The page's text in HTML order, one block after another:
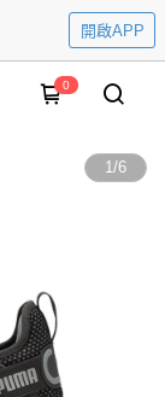
開啟APP
0
1/6